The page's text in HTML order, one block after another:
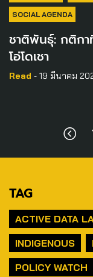
SOCIAL AGENDA
ชาติพันธุ์: กติกา
โอ่โดเชา
Read - 19 มีนาคม
TAG
ACTIVE DATA
INDIGENOUS
POLICY WATCH